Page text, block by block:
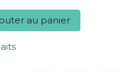
au panier